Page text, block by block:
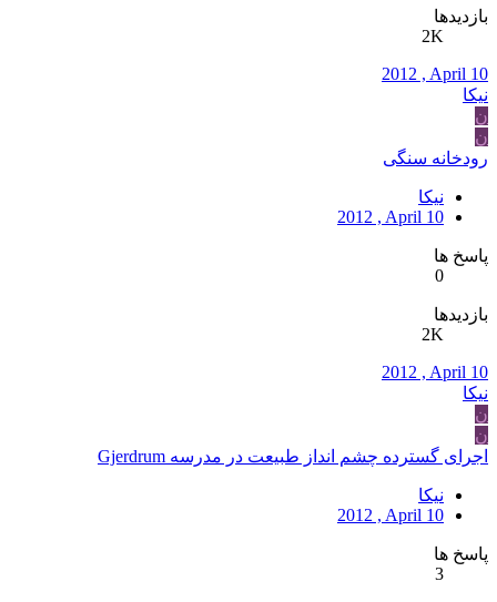
بازدیدها
2K
2012 , April 10
نیکا
ن
ن
رودخانه سنگی
نیکا
2012 , April 10
پاسخ ها
0
بازدیدها
2K
2012 , April 10
نیکا
ن
ن
اجرای گسترده چشم انداز طبیعت در مدرسه Gjerdrum
نیکا
2012 , April 10
پاسخ ها
3